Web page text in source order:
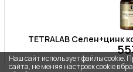
TETRALAB Селен+цинк
Наш сайт использует файлы cookie.
сайта, не меняя настроек cookie в